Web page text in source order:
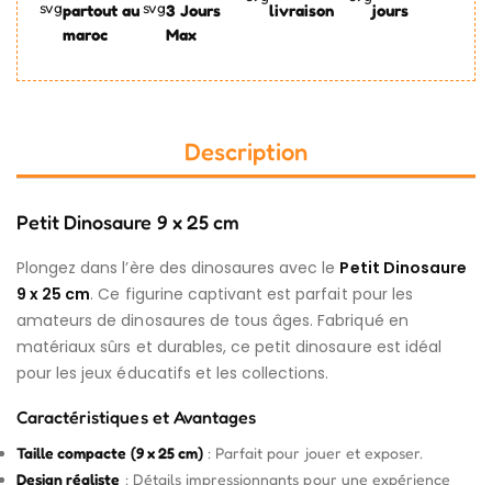
partout au
maroc
3 Jours
Max
livraison
jours
Description
Petit Dinosaure 9 x 25 cm
Plongez dans l’ère des dinosaures avec le Petit Dinosaure
9 x 25 cm. Ce figurine captivant est parfait pour les
amateurs de dinosaures de tous âges. Fabriqué en
matériaux sûrs et durables, ce petit dinosaure est idéal
pour les jeux éducatifs et les collections.
Caractéristiques et Avantages
Taille compacte (9 x 25 cm): Parfait pour jouer et exposer.
Design réaliste : Détails impressionnants pour une expérience